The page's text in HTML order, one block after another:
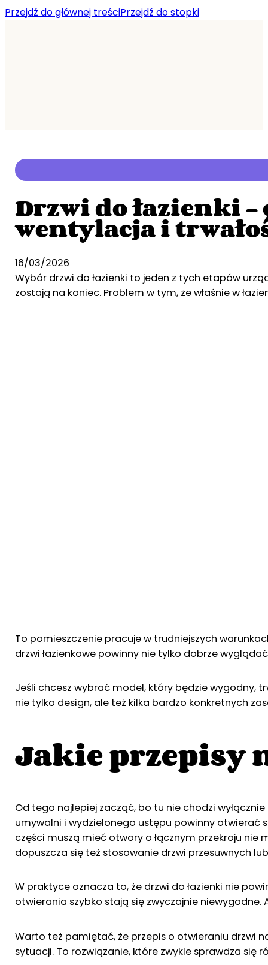
Przejdź do głównej treściPrzejdź do stopki
Drzwi do łazienki
wentylacja i
16/03/2026
Wybór drzwi do łazienki to jeden z tych etapów
zostają na koniec. Problem w tym, że właśnie w
To pomieszczenie pracuje w trudniejszych
drzwi łazienkowe powinny nie tylko dobrze
Jeśli chcesz wybrać model, który będzie wygodny,
nie tylko design, ale też kilka bardzo konkretnych
Jakie przepisy
Od tego najlepiej zacząć, bo tu nie chodzi
umywalni i wydzielonego ustępu powinny otwierać
części muszą mieć otwory o łącznym przekroju nie
dopuszcza się też stosowanie drzwi przesuwnych
W praktyce oznacza to, że drzwi do łazienki nie
otwierania szybko stają się zwyczajnie niewygodne.
Warto też pamiętać, że przepis o otwieraniu drzwi
sytuacji. To rozwiązanie, które zwykle sprawdza się